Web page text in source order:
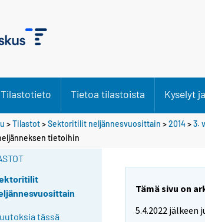
Tilastotieto Tietoa tilastoista Kyselyt
>Tilastot>Sektoritilit neljännesvuosittain >2014>3.
tietoihin
tässä
Tämä sivu on
5.4.2022